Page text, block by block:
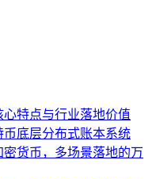
特点与行业落地价值
底层分布式账本系统
货币，多场景落地的万